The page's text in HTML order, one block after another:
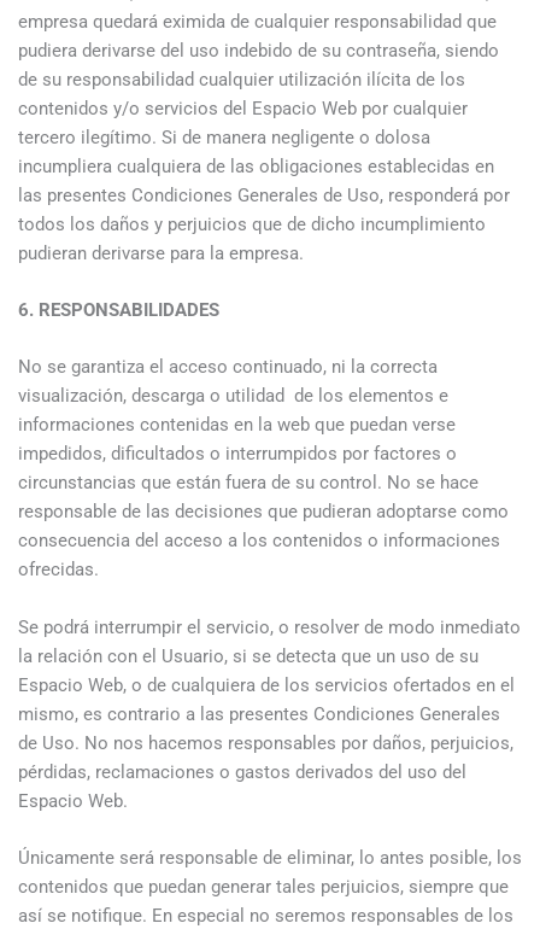
empresa quedará eximida de cualquier responsabilidad que
pudiera derivarse del uso indebido de su contraseña, siendo
de su responsabilidad cualquier utilización ilícita de los
contenidos y/o servicios del Espacio Web por cualquier
tercero ilegítimo. Si de manera negligente o dolosa
incumpliera cualquiera de las obligaciones establecidas en
las presentes Condiciones Generales de Uso, responderá por
todos los daños y perjuicios que de dicho incumplimiento
pudieran derivarse para la empresa.
6. RESPONSABILIDADES
No se garantiza el acceso continuado, ni la correcta
visualización, descarga o utilidad de los elementos e
informaciones contenidas en la web que puedan verse
impedidos, dificultados o interrumpidos por factores o
circunstancias que están fuera de su control. No se hace
responsable de las decisiones que pudieran adoptarse como
consecuencia del acceso a los contenidos o informaciones
ofrecidas.
Se podrá interrumpir el servicio, o resolver de modo inmediato
la relación con el Usuario, si se detecta que un uso de su
Espacio Web, o de cualquiera de los servicios ofertados en el
mismo, es contrario a las presentes Condiciones Generales
de Uso. No nos hacemos responsables por daños, perjuicios,
pérdidas, reclamaciones o gastos derivados del uso del
Espacio Web.
Únicamente será responsable de eliminar, lo antes posible, los
contenidos que puedan generar tales perjuicios, siempre que
así se notifique. En especial no seremos responsables de los